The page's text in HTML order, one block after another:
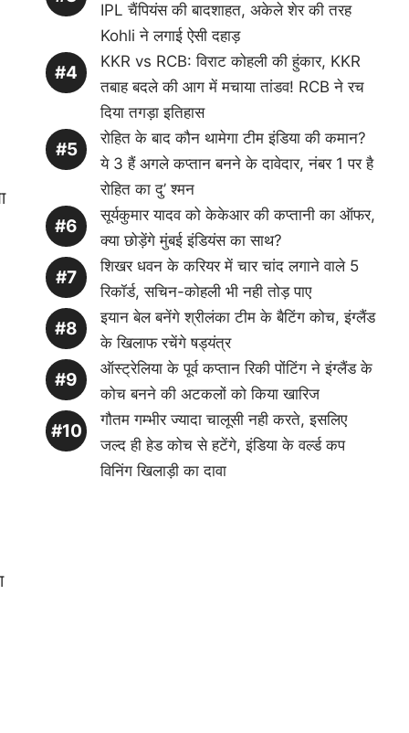
IPL चैंपियंस की बादशाहत, अकेले शेर की तरह
Kohli ने लगाई ऐसी दहाड़
KKR vs RCB: विराट कोहली की हुंकार, KKR
तबाह बदले की आग में मचाया तांडव! RCB ने रच
दिया तगड़ा इतिहास
रोहित के बाद कौन थामेगा टीम इंडिया की कमान?
ये 3 हैं अगले कप्तान बनने के दावेदार, नंबर 1 पर है
रोहित का दु’ श्मन
सूर्यकुमार यादव को केकेआर की कप्तानी का ऑफर,
क्या छोड़ेंगे मुंबई इंडियंस का साथ?
शिखर धवन के करियर में चार चांद लगाने वाले 5
रिकॉर्ड, सचिन-कोहली भी नही तोड़ पाए
इयान बेल बनेंगे श्रीलंका टीम के बैटिंग कोच, इंग्लैंड
के खिलाफ रचेंगे षड्यंत्र
ऑस्ट्रेलिया के पूर्व कप्तान रिकी पोंटिंग ने इंग्लैंड के
कोच बनने की अटकलों को किया खारिज
गौतम गम्भीर ज्यादा चालूसी नही करते, इसलिए
जल्द ही हेड कोच से हटेंगे, इंडिया के वर्ल्ड कप
विनिंग खिलाड़ी का दावा